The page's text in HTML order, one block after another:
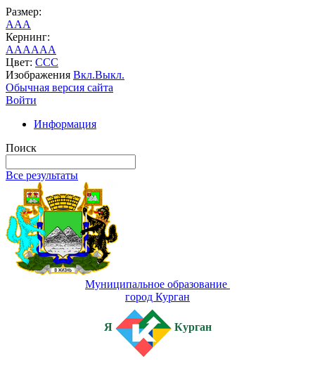
Размер:
AAA
Кернинг:
AAAAAA
Цвет: CCC
Изображения Вкл.Выкл.
Обычная версия сайта
Войти
Информация
Поиск
Все результаты
Муниципальное образование
город Курган
Я Курган